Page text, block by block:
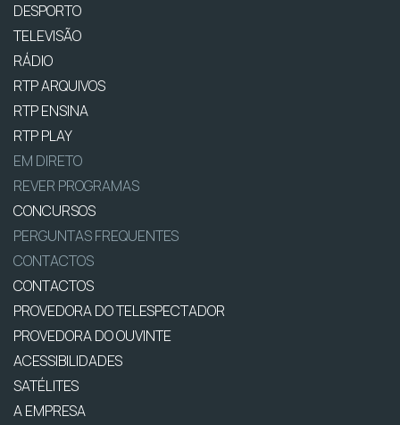
DESPORTO
TELEVISÃO
RÁDIO
RTP ARQUIVOS
RTP ENSINA
RTP PLAY
EM DIRETO
REVER PROGRAMAS
CONCURSOS
PERGUNTAS FREQUENTES
CONTACTOS
CONTACTOS
PROVEDORA DO TELESPECTADOR
PROVEDORA DO OUVINTE
ACESSIBILIDADES
SATÉLITES
A EMPRESA